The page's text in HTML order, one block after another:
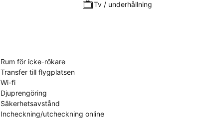
Tv / underhållning
Rum för icke-rökare
Transfer till flygplatsen
Wi-fi
Djuprengöring
Säkerhetsavstånd
Incheckning/utcheckning online